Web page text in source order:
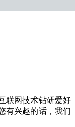
联网技术钻研爱好
有兴趣的话，我们